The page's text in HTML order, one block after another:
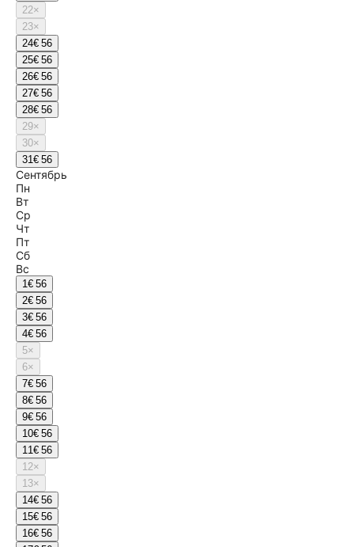
22×
23×
24€ 56
25€ 56
26€ 56
27€ 56
28€ 56
29×
30×
31€ 56
Сентябрь
Пн
Вт
Ср
Чт
Пт
Сб
Вс
1€ 56
2€ 56
3€ 56
4€ 56
5×
6×
7€ 56
8€ 56
9€ 56
10€ 56
11€ 56
12×
13×
14€ 56
15€ 56
16€ 56